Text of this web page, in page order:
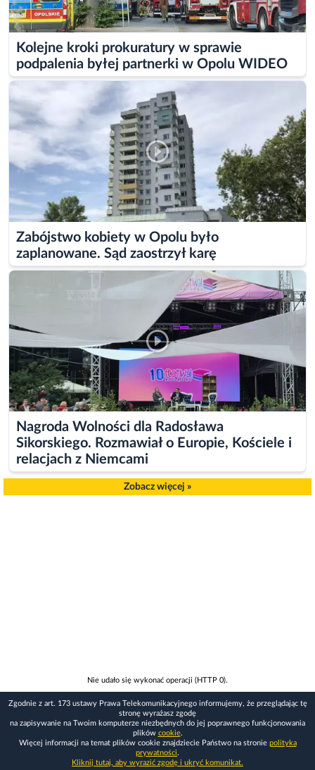
Kolejne kroki prokuratury w sprawie
podpalenia byłej partnerki w Opolu WIDEO
Zabójstwo kobiety w Opolu było
zaplanowane. Sąd zaostrzył karę
Nagroda Wolności dla Radosława
Sikorskiego. Rozmawiał o Europie, Kościele i
relacjach z Niemcami
Zobacz więcej »
Nie udało się wykonać operacji (HTTP 0).
Zgodnie z art. 173 ustawy Prawa Telekomunikacyjnego informujemy, że przeglądając tę
stronę wyrażasz zgodę
na zapisywanie na Twoim komputerze niezbędnych do jej poprawnego funkcjonowania
plików cookie.
Więcej informacji na temat plików cookie znajdziecie Państwo na stronie polityka
prywatności.
Kliknij tutaj, aby wyrazić zgodę i ukryć komunikat.